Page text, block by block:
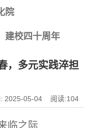
院
建校四十周年
，多元实践淬担
: 2025-05-04 阅读:104
临之际